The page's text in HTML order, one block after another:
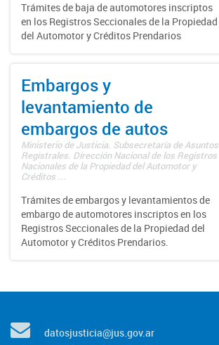
Trámites de baja de automotores inscriptos
en los Registros Seccionales de la Propiedad
del Automotor y Créditos Prendarios
Embargos y
levantamiento de
embargos de autos
Ministerio de Justicia. Subsecretaría de Asuntos
Registrales. Dirección Nacional de los Registros
Nacionales de la Propiedad del Automotor y
Créditos ...
Trámites de embargos y levantamientos de
embargo de automotores inscriptos en los
Registros Seccionales de la Propiedad del
Automotor y Créditos Prendarios.
datosjusticia@jus.gov.ar